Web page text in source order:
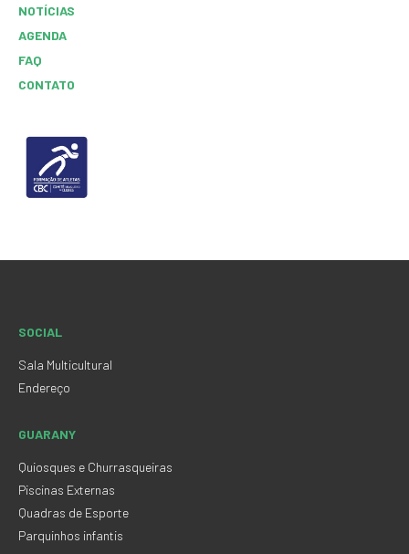
NOTÍCIAS
AGENDA
FAQ
CONTATO
SOCIAL
Sala Multicultural
Endereço
GUARANY
Quiosques e Churrasqueiras
Piscinas Externas
Quadras de Esporte
Parquinhos infantis